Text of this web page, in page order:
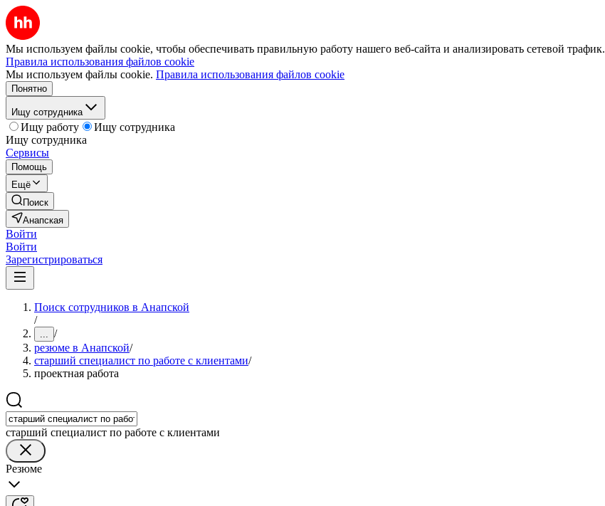
Мы используем файлы cookie, чтобы обеспечивать правильную работу нашего веб-сайта и анализировать сетевой трафик.
Правила использования файлов cookie
Мы используем файлы cookie. Правила использования файлов cookie
Понятно
Ищу сотрудника
Ищу работу
Ищу сотрудника
Ищу сотрудника
Сервисы
Помощь
Ещё
Поиск
Анапская
Войти
Войти
Зарегистрироваться
Поиск сотрудников в Анапской
/
... /
резюме в Анапской/
старший специалист по работе с клиентами/
проектная работа
старший специалист по работе с клиентами
Резюме